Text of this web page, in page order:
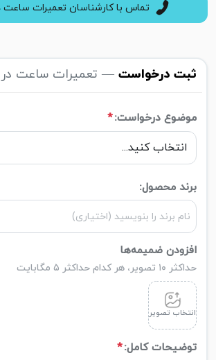
تماس با کارشناسان تعمیرات ساعت
ثبت درخواست — تعمیرات ساعت در
موضوع درخواست:*
برند محصول:
افزودن ضمیمه‌ها
حداکثر ۱۰ تصویر، هر کدام حداکثر ۵ مگابایت
انتخاب تصویر
توضیحات کامل:*